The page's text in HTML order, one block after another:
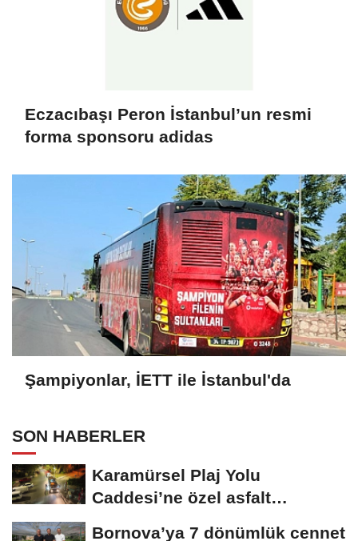
Eczacıbaşı Peron İstanbul’un resmi
forma sponsoru adidas
Şampiyonlar, İETT ile İstanbul'da
SON HABERLER
Karamürsel Plaj Yolu
Caddesi’ne özel asfalt
Bornova’ya 7 dönümlük cennet